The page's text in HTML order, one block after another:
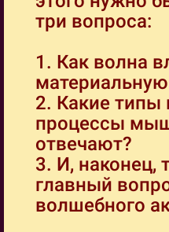
три вопроса:
1. Как волна
материальную
2. Какие типы
процессы
отвечают?
3. И, наконец,
главный
волшебного